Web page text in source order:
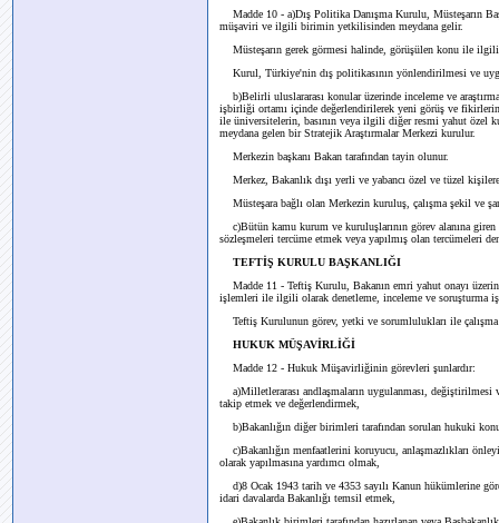
Madde 10 - a)Dış Politika Danışma Kurulu, Müsteşarın
müşaviri ve ilgili birimin yetkilisinden meydana gelir.
Müsteşarın gerek görmesi halinde, görüşülen konu ile
Kurul, Türkiye'nin dış politikasının yönlendirilmesi ve
b)Belirli uluslararası konular üzerinde inceleme ve
işbirliği ortamı içinde değerlendirilerek yeni görüş ve fikirlerin
ile üniversitelerin, basının veya ilgili diğer resmi yahut özel
meydana gelen bir Stratejik Araştırmalar Merkezi kurulur.
Merkezin başkanı Bakan tarafından tayin olunur.
Merkez, Bakanlık dışı yerli ve yabancı özel ve tüzel
Müsteşara bağlı olan Merkezin kuruluş, çalışma şekil ve
c)Bütün kamu kurum ve kuruluşlarının görev alanına
sözleşmeleri tercüme etmek veya yapılmış olan tercümeleri
TEFTİŞ KURULU BAŞKANLIĞI
Madde 11 - Teftiş Kurulu, Bakanın emri yahut onayı
işlemleri ile ilgili olarak denetleme, inceleme ve soruşturma
Teftiş Kurulunun görev, yetki ve sorumlulukları ile
HUKUK MÜŞAVİRLİĞİ
Madde 12 - Hukuk Müşavirliğinin görevleri şunlardır:
a)Milletlerarası andlaşmaların uygulanması,
takip etmek ve değerlendirmek,
b)Bakanlığın diğer birimleri tarafından sorulan hukuki
c)Bakanlığın menfaatlerini koruyucu, anlaşmazlıkları
olarak yapılmasına yardımcı olmak,
d)8 Ocak 1943 tarih ve 4353 sayılı Kanun hükümlerine
idari davalarda Bakanlığı temsil etmek,